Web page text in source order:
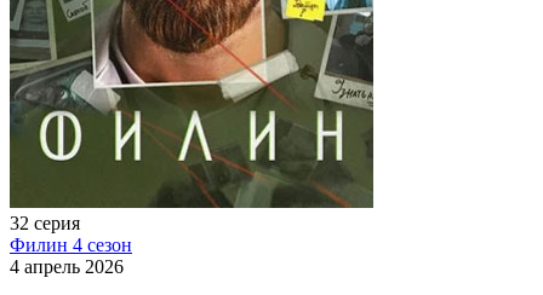
32 серия
Филин 4 сезон
4 апрель 2026